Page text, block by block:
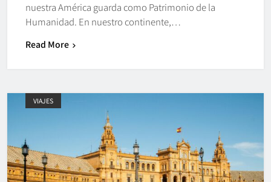
nuestra América guarda como Patrimonio de la
Humanidad. En nuestro continente,…
Read More
VIAJES